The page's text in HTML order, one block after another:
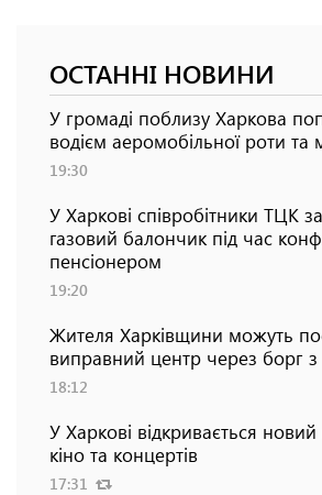
ОСТАННІ НОВИНИ
У громаді поблизу Харкова
водієм аеромобільної роти та
19:30
У Харкові співробітники ТЦК
газовий балончик під час
пенсіонером
19:20
Жителя Харківщини можуть
виправний центр через борг з
18:12
У Харкові відкривається новий
кіно та концертів
17:31